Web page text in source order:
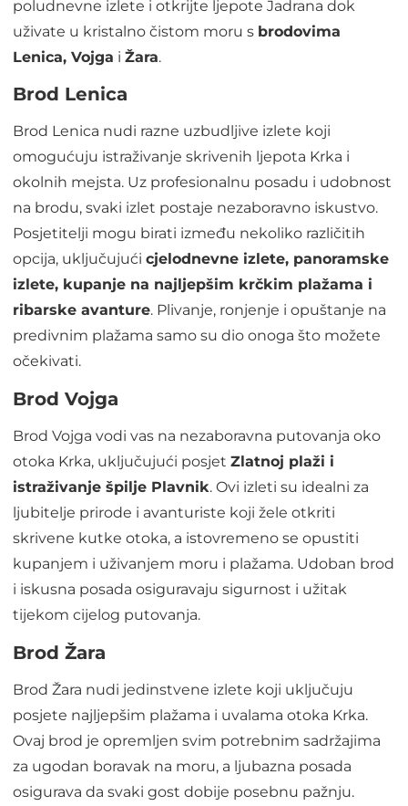
poludnevne izlete i otkrijte ljepote Jadrana dok
uživate u kristalno čistom moru s brodovima
Lenica, Vojga iŽara.
Brod Lenica
Brod Lenica nudi razne uzbudljive izlete koji
omogućuju istraživanje skrivenih ljepota Krka i
okolnih mejsta. Uz profesionalnu posadu i udobnost
na brodu, svaki izlet postaje nezaboravno iskustvo.
Posjetitelji mogu birati između nekoliko različitih
opcija, uključujućicjelodnevne izlete, panoramske
izlete, kupanje na najljepšim krčkim plažama i
ribarske avanture. Plivanje, ronjenje i opuštanje na
predivnim plažama samo su dio onoga što možete
očekivati.
Brod Vojga
Brod Vojga vodi vas na nezaboravna putovanja oko
otoka Krka, uključujući posjetZlatnoj plaži i
istraživanje špilje Plavnik. Ovi izleti su idealni za
ljubitelje prirode i avanturiste koji žele otkriti
skrivene kutke otoka, a istovremeno se opustiti
kupanjem i uživanjem moru i plažama. Udoban brod
i iskusna posada osiguravaju sigurnost i užitak
tijekom cijelog putovanja.
Brod Žara
Brod Žara nudi jedinstvene izlete koji uključuju
posjete najljepšim plažama i uvalama otoka Krka.
Ovaj brod je opremljen svim potrebnim sadržajima
za ugodan boravak na moru, a ljubazna posada
osigurava da svaki gost dobije posebnu pažnju.